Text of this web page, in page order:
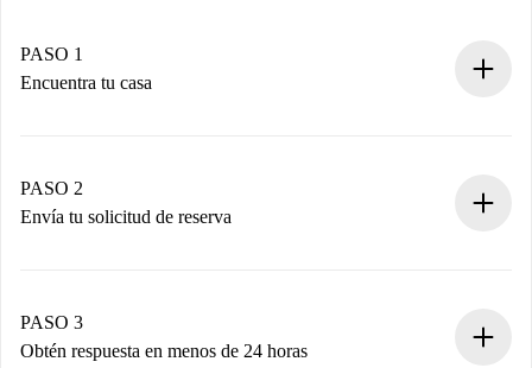
PASO 1
Encuentra tu casa
Tienes toda la información necesaria por adelantado.
PASO 2
Envía tu solicitud de reserva
propietario acepte.
PASO 3
Obtén respuesta en menos de 24 horas